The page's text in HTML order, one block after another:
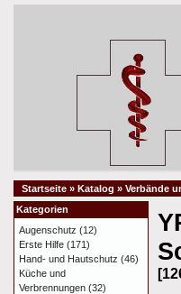
Startseite » Katalog » Verbände
Kategorien
Augenschutz (12)
Erste Hilfe (171)
Hand- und Hautschutz (46)
Küche und
Verbrennungen (32)